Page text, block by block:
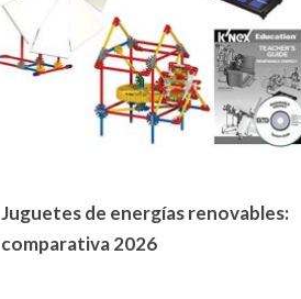
Juguetes de energías renovables:
comparativa 2026